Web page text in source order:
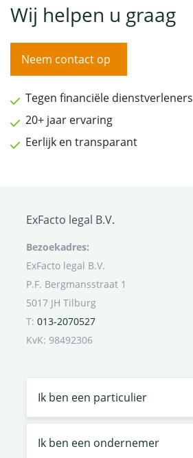
Wij helpen u graag
Neem contact op
Tegen financiële dienstverleners
20+ jaar ervaring
Eerlijk en transparant
ExFacto legal B.V.
Bezoekadres:
ExFacto legal B.V.
P.F. Bergmansstraat 1
5017 JH Tilburg
T: 013-2070527
KvK: 98492306
Ik ben een particulier
Ik ben een ondernemer